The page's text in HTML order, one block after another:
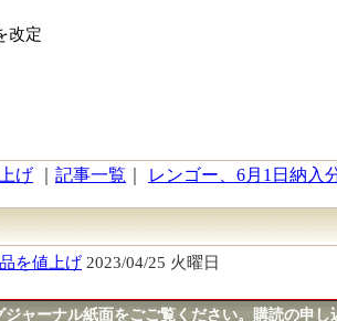
改定
げ
記事一覧 レンゴー、6月1日納入
を値上げ 2023/04/25 火曜日
ャーナル紙面をごご覧ください。購読の申し